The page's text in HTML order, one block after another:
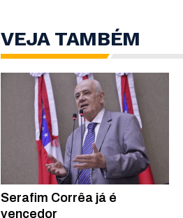
VEJA TAMBÉM
Serafim Corrêa já é
vencedor